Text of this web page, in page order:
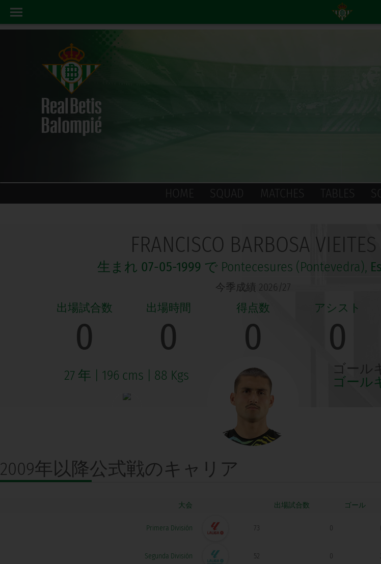
HOME SQUAD MATCHES TABLES
FRANCISCO BARBOSA VIEITES
生まれ 07-05-1999 で Pontecesures (Pontevedra),
今季成績 2026/27
0 0 0 0
27 年 196 cms 88 Kgs
ゴール
ゴール
2009年以降公式戦のキャリア
大会 ゴール
Primera División 73 0
Segunda División 52 0